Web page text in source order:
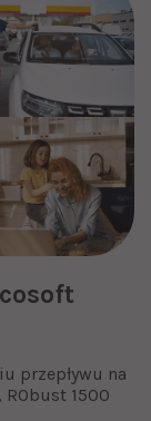
przepływu na
1500